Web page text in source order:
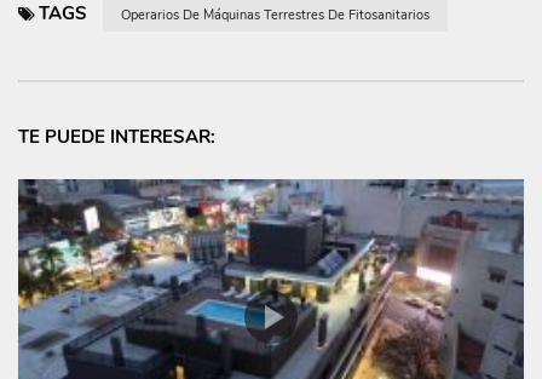
TAGS Operarios De Máquinas Terrestres De Fitosanitarios
TE PUEDE INTERESAR: